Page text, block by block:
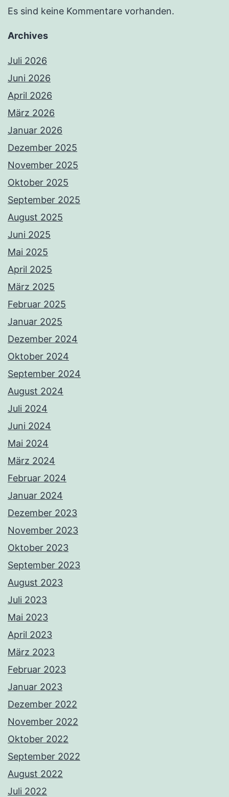
Es sind keine Kommentare vorhanden.
Archives
Juli 2026
Juni 2026
April 2026
März 2026
Januar 2026
Dezember 2025
November 2025
Oktober 2025
September 2025
August 2025
Juni 2025
Mai 2025
April 2025
März 2025
Februar 2025
Januar 2025
Dezember 2024
Oktober 2024
September 2024
August 2024
Juli 2024
Juni 2024
Mai 2024
März 2024
Februar 2024
Januar 2024
Dezember 2023
November 2023
Oktober 2023
September 2023
August 2023
Juli 2023
Mai 2023
April 2023
März 2023
Februar 2023
Januar 2023
Dezember 2022
November 2022
Oktober 2022
September 2022
August 2022
Juli 2022